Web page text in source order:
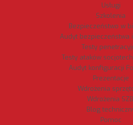
Usługi
Szkolenia
Bezpieczeństwo w
Audyt bezpieczeństwa
Testy
Testy ataków
Audyt konfiguracji
Prezentacje
Wdrożenia
Wdrożenia
Blog
Pomoc